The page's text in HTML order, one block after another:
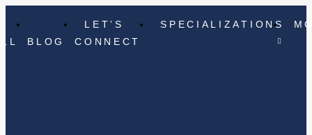
BLOG
LET’S
CONNECT
SPECIALIZATIONS